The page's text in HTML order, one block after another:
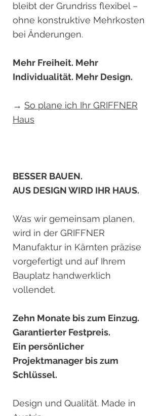
bleibt der Grundriss flexibel –
ohne konstruktive Mehrkosten
bei Änderungen.
Mehr Freiheit. Mehr
Individualität. Mehr Design.
→ So plane ich Ihr GRIFFNER
Haus
BESSER BAUEN.
AUS DESIGN WIRD IHR HAUS.
Was wir gemeinsam planen,
wird in der GRIFFNER
Manufaktur in Kärnten präzise
vorgefertigt und auf Ihrem
Bauplatz handwerklich
vollendet.
Zehn Monate bis zum Einzug.
Garantierter Festpreis.
Ein persönlicher
Projektmanager bis zum
Schlüssel.
Design und Qualität. Made in